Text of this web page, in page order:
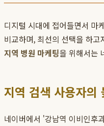
디지털 시대에 접어들면서 마
비교하며, 최선의 선택을 하
지역 병원 마케팅을 위해서는
지역 검색 사용자의
네이버에서 '강남역 이비인후